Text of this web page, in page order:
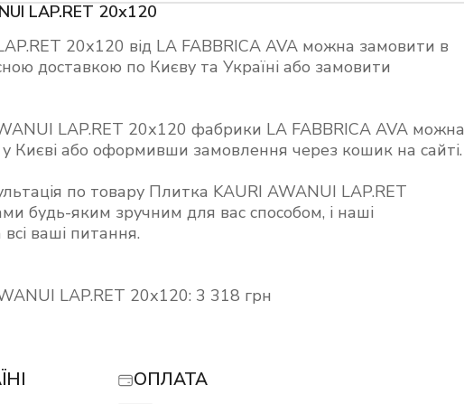
LAP.RET 20х120
20х120 від LA FABBRICA AVA можна замовити в
доставкою по Києву та Україні або замовити
LAP.RET 20х120 фабрики LA FABBRICA AVA можна
Києві або оформивши замовлення через кошик на сайті.
по товару Плитка KAURI AWANUI LAP.RET
будь-яким зручним для вас способом, і наші
ваші питання.
LAP.RET 20х120: 3 318 грн
ОПЛАТА